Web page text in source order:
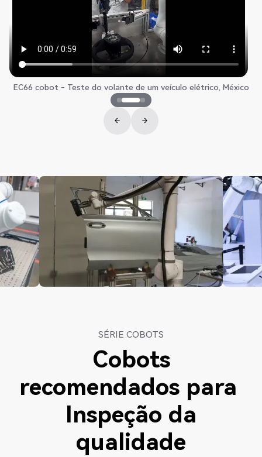
EC66 cobot - Teste do volante de um veículo elétrico, México
SÉRIE COBOTS
Cobots
recomendados para
Inspeção da
qualidade